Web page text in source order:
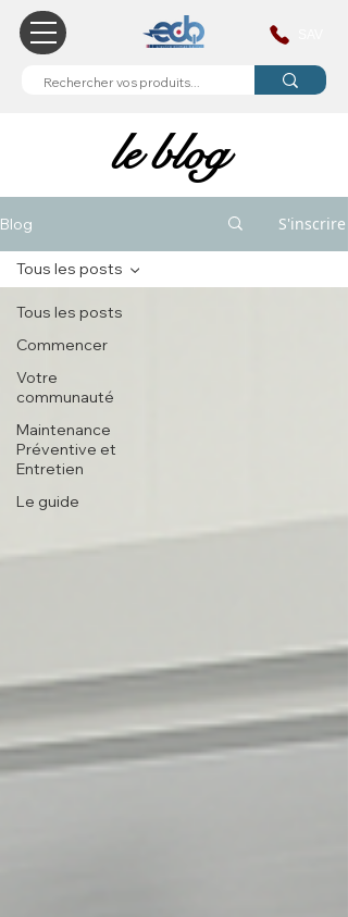
le blog
le blog
Blog S'inscrire
Tous les posts
Commencer
Votre
communauté
Maintenance
Préventive et
Entretien
Le guide
Tous les posts